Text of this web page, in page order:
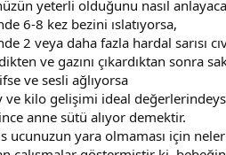
yeterli olduğunu nasıl
6-8 kez bezini ıslatıyorsa,
2 veya daha fazla hardal sarısı
ve gazını çıkardıktan sonra
ve sesli ağlıyorsa
ve kilo gelişimi ideal
anne sütü alıyor demektir.
ucunuzun yara olmaması için neler